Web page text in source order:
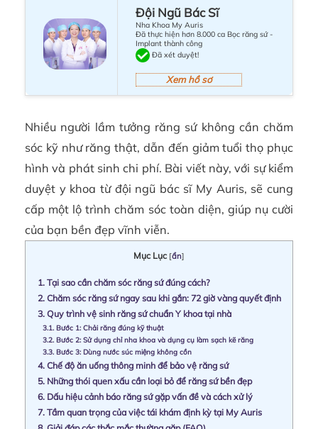
Đội Ngũ Bác Sĩ
Nha Khoa My Auris
Đã thực hiện hơn 8.000 ca Bọc răng sứ -
Implant thành công
Đã xét duyệt!
Xem hồ sơ
Nhiều người lầm tưởng răng sứ không cần chăm
sóc kỹ như răng thật, dẫn đến giảm tuổi thọ phục
hình và phát sinh chi phí. Bài viết này, với sự kiểm
duyệt y khoa từ đội ngũ bác sĩ My Auris, sẽ cung
cấp một lộ trình chăm sóc toàn diện, giúp nụ cười
của bạn bền đẹp vĩnh viễn.
Mục Lục [ẩn]
1. Tại sao cần chăm sóc răng sứ đúng cách?
2. Chăm sóc răng sứ ngay sau khi gắn: 72 giờ vàng quyết định
3. Quy trình vệ sinh răng sứ chuẩn Y khoa tại nhà
3.1. Bước 1: Chải răng đúng kỹ thuật
3.2. Bước 2: Sử dụng chỉ nha khoa và dụng cụ làm sạch kẽ răng
3.3. Bước 3: Dùng nước súc miệng không cồn
4. Chế độ ăn uống thông minh để bảo vệ răng sứ
5. Những thói quen xấu cần loại bỏ để răng sứ bền đẹp
6. Dấu hiệu cảnh báo răng sứ gặp vấn đề và cách xử lý
7. Tầm quan trọng của việc tái khám định kỳ tại My Auris